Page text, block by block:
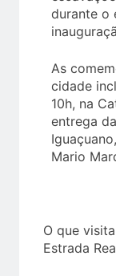
durante o
As
cidade
10h, na
entrega
Mario
O que
Estrada